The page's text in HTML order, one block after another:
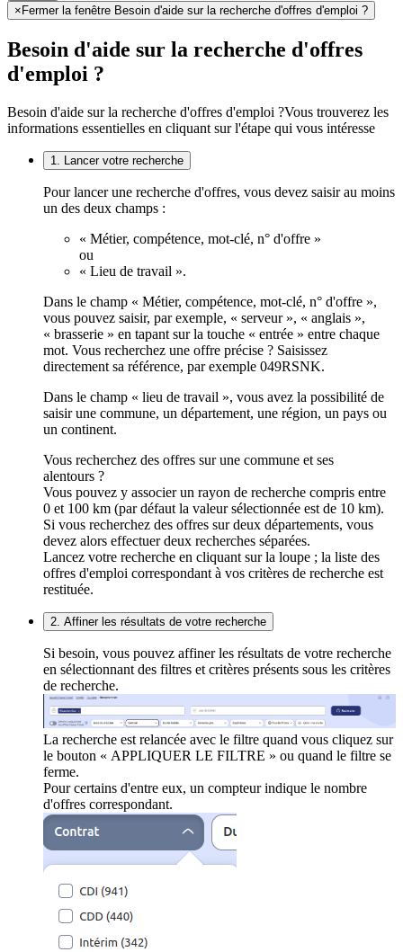
× Fermer la fenêtre Besoin d'aide sur la recherche d'offres d'emploi ?
Besoin d'aide sur la recherche d'offres
d'emploi ?
Besoin d'aide sur la recherche d'offres d'emploi ?Vous trouverez les
informations essentielles en cliquant sur l'étape qui vous intéresse
1. Lancer votre recherche
Pour lancer une recherche d'offres, vous devez saisir au moins
un des deux champs :
« Métier, compétence, mot-clé, n° d'offre »
ou
« Lieu de travail ».
Dans le champ « Métier, compétence, mot-clé, n° d'offre »,
vous pouvez saisir, par exemple, « serveur », « anglais »,
« brasserie » en tapant sur la touche « entrée » entre chaque
mot. Vous recherchez une offre précise ? Saisissez
directement sa référence, par exemple 049RSNK.
Dans le champ « lieu de travail », vous avez la possibilité de
saisir une commune, un département, une région, un pays ou
un continent.
Vous recherchez des offres sur une commune et ses
alentours ?
Vous pouvez y associer un rayon de recherche compris entre
0 et 100 km (par défaut la valeur sélectionnée est de 10 km).
Si vous recherchez des offres sur deux départements, vous
devez alors effectuer deux recherches séparées.
Lancez votre recherche en cliquant sur la loupe ; la liste des
offres d'emploi correspondant à vos critères de recherche est
restituée.
2. Affiner les résultats de votre recherche
Si besoin, vous pouvez affiner les résultats de votre recherche
en sélectionnant des filtres et critères présents sous les critères
de recherche.
La recherche est relancée avec le filtre quand vous cliquez sur
le bouton « APPLIQUER LE FILTRE » ou quand le filtre se
ferme.
Pour certains d'entre eux, un compteur indique le nombre
d'offres correspondant.